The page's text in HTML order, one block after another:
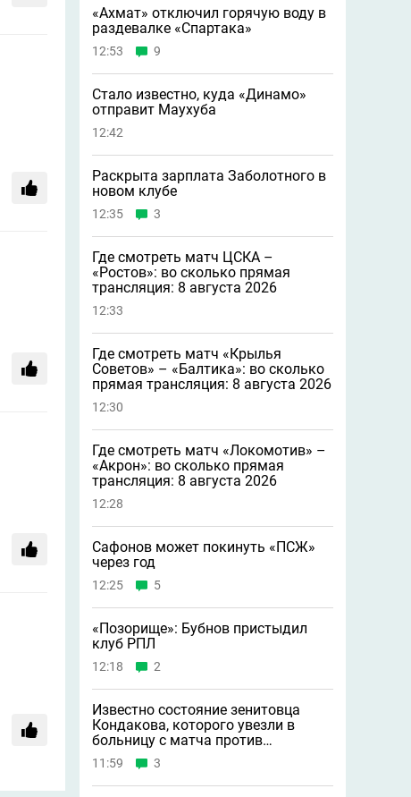
«Ахмат» отключил горячую воду в
раздевалке «Спартака»
12:53 9
Стало известно, куда «Динамо»
отправит Маухуба
12:42
Раскрыта зарплата Заболотного в
новом клубе
12:35 3
Где смотреть матч ЦСКА –
«Ростов»: во сколько прямая
трансляция: 8 августа 2026
12:33
Где смотреть матч «Крылья
Советов» – «Балтика»: во сколько
прямая трансляция: 8 августа 2026
12:30
Где смотреть матч «Локомотив» –
«Акрон»: во сколько прямая
трансляция: 8 августа 2026
12:28
Сафонов может покинуть «ПСЖ»
через год
12:25 5
«Позорище»: Бубнов пристыдил
клуб РПЛ
12:18 2
Известно состояние зенитовца
Кондакова, которого увезли в
больницу с матча против
«Балтики»
11:59 3